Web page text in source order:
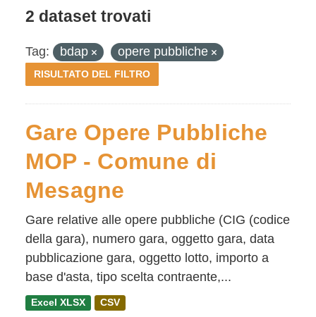
2 dataset trovati
Tag: bdap opere pubbliche
RISULTATO DEL FILTRO
Gare Opere Pubbliche
MOP - Comune di
Mesagne
Gare relative alle opere pubbliche (CIG (codice
della gara), numero gara, oggetto gara, data
pubblicazione gara, oggetto lotto, importo a
base d'asta, tipo scelta contraente,...
Excel XLSX CSV